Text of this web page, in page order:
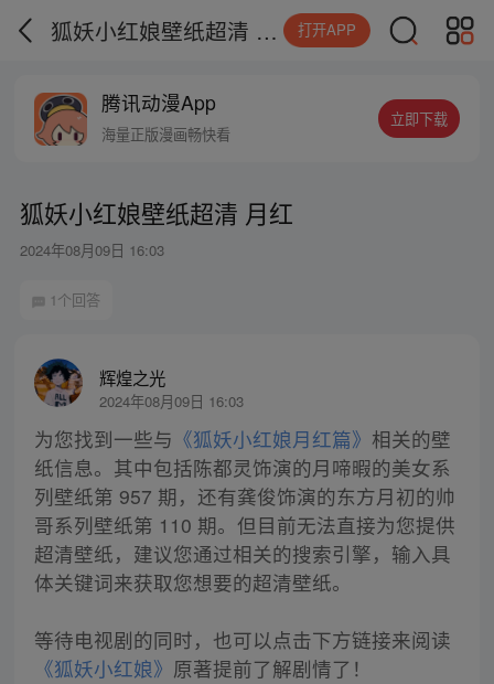
狐妖小红娘壁纸超清 月红 打开APP
腾讯动漫App
海量正版漫画畅快看
立即下载
狐妖小红娘壁纸超清 月红
2024年08月09日 16:03
1个回答
辉煌之光
2024年08月09日 16:03
为您找到一些与 《狐妖小红娘月红篇》 相关的壁
纸信息。其中包括陈都灵饰演的月啼暇的美女系
列壁纸第 957 期，还有龚俊饰演的东方月初的帅
哥系列壁纸第 110 期。但目前无法直接为您提供
超清壁纸，建议您通过相关的搜索引擎，输入具
体关键词来获取您想要的超清壁纸。
等待电视剧的同时，也可以点击下方链接来阅读
《狐妖小红娘》 原著提前了解剧情了！